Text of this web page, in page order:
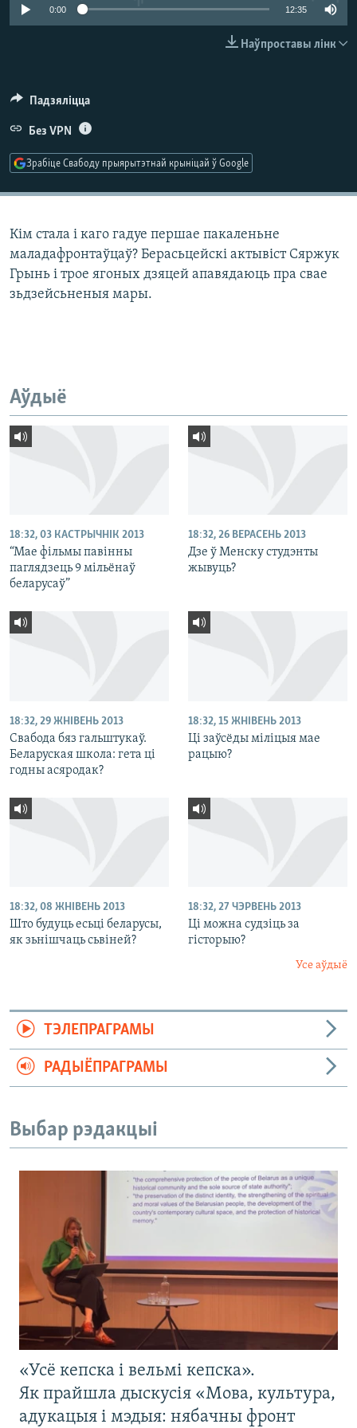
КУЛЬТУРА
МОВА0:00 12:35
Наўпроставы лінк
Падзяліцца
Без VPN
Зрабіце Свабоду прыярытэтнай крыніцай ў Google
Кім стала і каго гадуе першае пакаленьне
маладафронтаўцаў? Берасьцейскі актывіст Сяржук
Грынь і трое ягоных дзяцей апавядаюць пра свае
зьдзейсьненыя мары.
Аўдыё
18:32, 03 КАСТРЫЧНІК 2013
“Мае фільмы павінны
паглядзець 9 мільёнаў
беларусаў”
18:32, 26 ВЕРАСЕНЬ 2013
Дзе ў Менску студэнты
жывуць?
18:32, 29 ЖНІВЕНЬ 2013
Свабода бяз гальштукаў.
Беларуская школа: гета ці
годны асяродак?
18:32, 15 ЖНІВЕНЬ 2013
Ці заўсёды міліцыя мае
рацыю?
18:32, 08 ЖНІВЕНЬ 2013
Што будуць есьці беларусы,
як зьнішчаць сьвіней?
18:32, 27 ЧЭРВЕНЬ 2013
Ці можна судзіць за
гісторыю?
Усе аўдыё
ТЭЛЕПРАГРАМЫ
РАДЫЁПРАГРАМЫ
Выбар рэдакцыі
«Усё кепска і вельмі кепска».
Як прайшла дыскусія «Мова, культура,
адукацыя і мэдыя: нябачны фронт